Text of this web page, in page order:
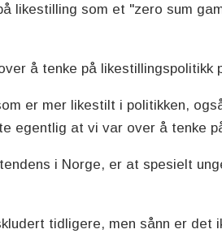
likestilling som et "zero sum
å tenke på likestillingspolitikk
er mer likestilt i politikken,
egentlig at vi var over å tenke
i Norge, er at spesielt
tidligere, men sånn er det